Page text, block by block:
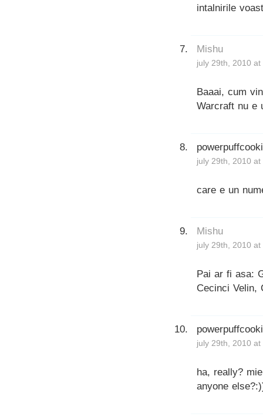
intalnirile
Mishu
july 29th, 2010
Baaai, cum
Warcraft nu e
july 29th, 2010
care e un
Mishu
july 29th, 2010
Pai ar fi asa:
Cecinci Velin,
july 29th, 2010
ha, really?
anyone